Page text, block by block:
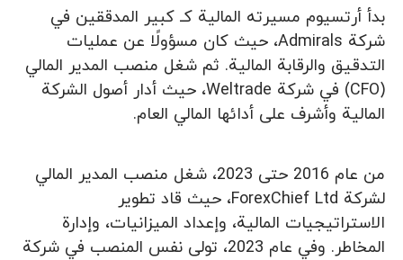
بدأ أرتسيوم مسيرته المالية كـ كبير المدققين في
شركة Admirals، حيث كان مسؤولًا عن عمليات
التدقيق والرقابة المالية. ثم شغل منصب المدير المالي
(CFO) في شركة Weltrade، حيث أدار أصول الشركة
المالية وأشرف على أدائها المالي العام.
من عام 2016 حتى 2023، شغل منصب المدير المالي
لشركة ForexChief Ltd، حيث قاد تطوير
الاستراتيجيات المالية، وإعداد الميزانيات، وإدارة
المخاطر. وفي عام 2023، تولى نفس المنصب في شركة